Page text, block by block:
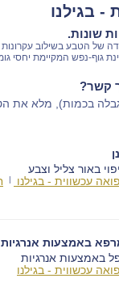
- בגילנו
שונות.
של הטבע בשילוב
גוף-נפש המקיימת יחסי
קשר?
בכמות), מלא את
באור צליל וצבע
עכשווית - בגילנו
|
באמצעות אנרגיות
באמצעות אנרגיות
עכשווית - בגילנו